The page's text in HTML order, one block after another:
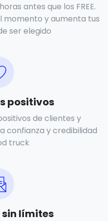
antes que los FREE.
momento y aumenta tus
ser elegido
positivos
de clientes y
confianza y credibilidad
truck
límites